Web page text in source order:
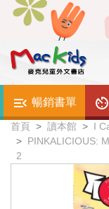
暢銷書單
首頁 讀本館 I
PINKALICIOUS:
2